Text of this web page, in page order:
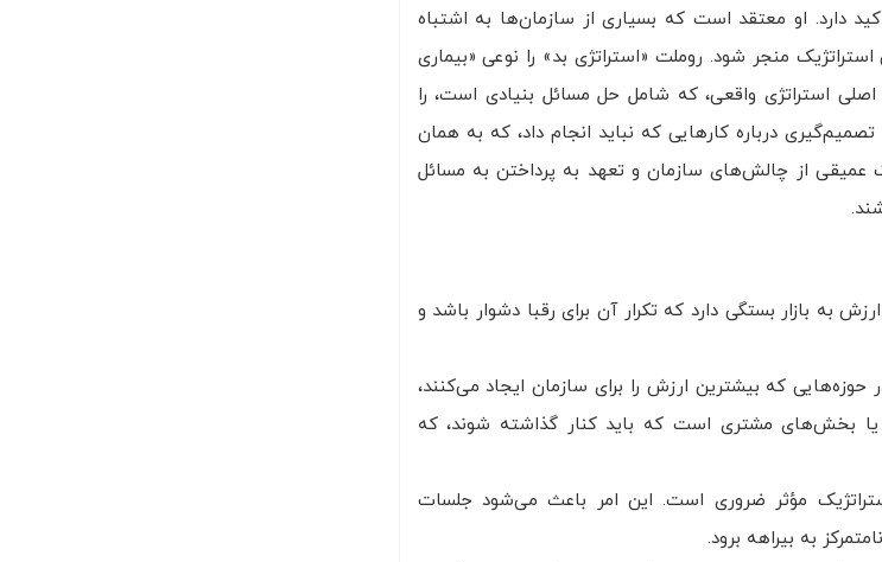
دارد. او معتقد است که بسیاری از سازمان‌ها به اشتباه
منجر شود. روملت «استراتژی بد» را نوعی «بیماری
استراتژی واقعی، که شامل حل مسائل بنیادی است، را
درباره کارهایی که نباید انجام داد، که به همان
عمیقی از چالش‌های سازمان و تعهد به پرداختن به مسائل
به بازار بستگی دارد که تکرار آن برای رقبا دشوار باشد و
حوزه‌هایی که بیشترین ارزش را برای سازمان ایجاد می‌کنند،
بخش‌های مشتری است که باید کنار گذاشته شوند، که
مؤثر ضروری است. این امر باعث می‌شود جلسات
به بیراهه برود.